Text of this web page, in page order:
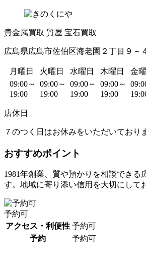
貴金属買取 質屋 宝石買取
広島県広島市佐伯区海老園２丁目９－
月曜日 火曜日 水曜日 木曜日 金
09:00～
19:00
09:00～
19:00
09:00～
19:00
09:00～
19:00
店休日
７のつく日はお休みをいただいており
おすすめポイント
1981年創業、質や預かりを相談できる
す。地域に寄り添い信用を大切にして
予約可
アクセス・利便性 予約可
予約
予約可